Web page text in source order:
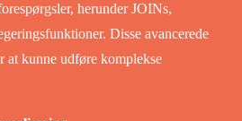
herunder JOINs,
Disse avancerede
at kunne udføre komplekse